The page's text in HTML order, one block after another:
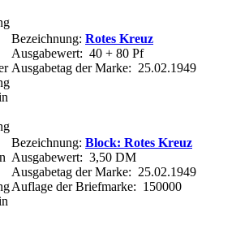
Bezeichnung: Rotes Kreuz
Ausgabewert: 40 + 80 Pf
Ausgabetag der Marke: 25.02.1949
Bezeichnung: Block: Rotes Kreuz
Ausgabewert: 3,50 DM
Ausgabetag der Marke: 25.02.1949
Auflage der Briefmarke: 150000